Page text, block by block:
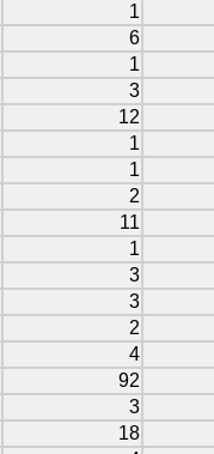
1
6
1
3
12
1
1
2
11
1
3
3
2
4
92
3
18